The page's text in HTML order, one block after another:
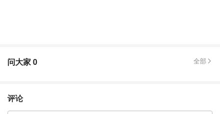
问大家0 全部
评论